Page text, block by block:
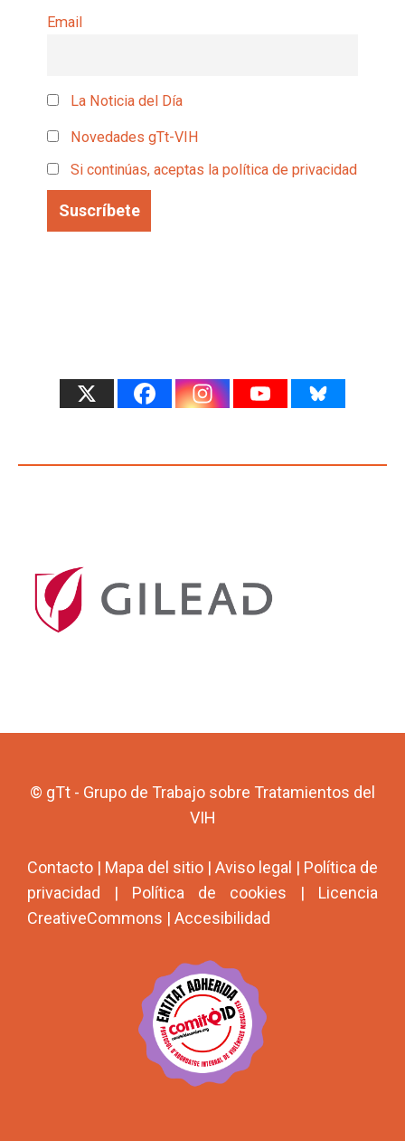
Email
La Noticia del Día
Novedades gTt-VIH
Si continúas, aceptas la política de privacidad
© gTt - Grupo de Trabajo sobre Tratamientos del
VIH
Contacto | Mapa del sitio | Aviso legal | Política de
privacidad | Política de cookies | Licencia
CreativeCommons | Accesibilidad